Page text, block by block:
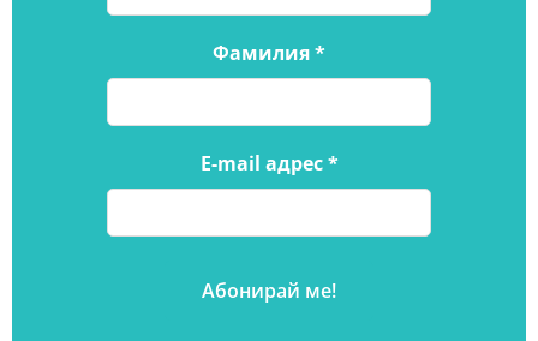
Фамилия*
E-mail адрес*